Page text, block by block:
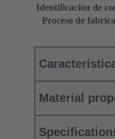
Identificación de
Proceso de
Material